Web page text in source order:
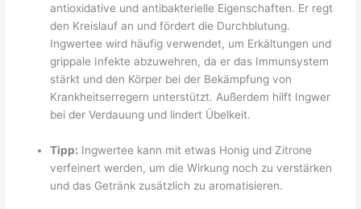
antioxidative und antibakterielle Eigenschaften. Er regt
den Kreislauf an und fördert die Durchblutung.
Ingwertee wird häufig verwendet, um Erkältungen und
grippale Infekte abzuwehren, da er das Immunsystem
stärkt und den Körper bei der Bekämpfung von
Krankheitserregern unterstützt. Außerdem hilft Ingwer
bei der Verdauung und lindert Übelkeit.
Tipp: Ingwertee kann mit etwas Honig und Zitrone
verfeinert werden, um die Wirkung noch zu verstärken
und das Getränk zusätzlich zu aromatisieren.